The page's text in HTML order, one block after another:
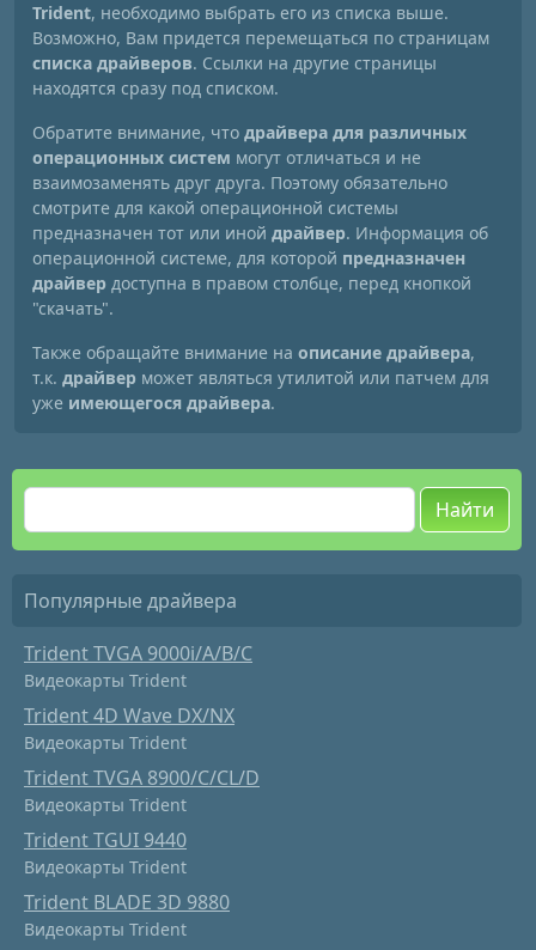
Trident, необходимо выбрать его из списка выше.
Возможно, Вам придется перемещаться по страницам
списка драйверов. Ссылки на другие страницы
находятся сразу под списком.
Обратите внимание, что драйвера для различных
операционных систем могут отличаться и не
взаимозаменять друг друга. Поэтому обязательно
смотрите для какой операционной системы
предназначен тот или иной драйвер. Информация об
операционной системе, для которой предназначен
драйвер доступна в правом столбце, перед кнопкой
"скачать".
Также обращайте внимание на описание драйвера,
т.к. драйвер может являться утилитой или патчем для
уже имеющегося драйвера.
Найти
Популярные драйвера
Trident TVGA 9000i/A/B/C
Видеокарты Trident
Trident 4D Wave DX/NX
Видеокарты Trident
Trident TVGA 8900/C/CL/D
Видеокарты Trident
Trident TGUI 9440
Видеокарты Trident
Trident BLADE 3D 9880
Видеокарты Trident